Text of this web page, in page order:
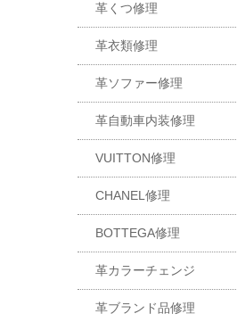
革くつ修理
革衣類修理
革ソファー修理
革自動車内装修理
VUITTON修理
CHANEL修理
BOTTEGA修理
革カラーチェンジ
革ブランド品修理